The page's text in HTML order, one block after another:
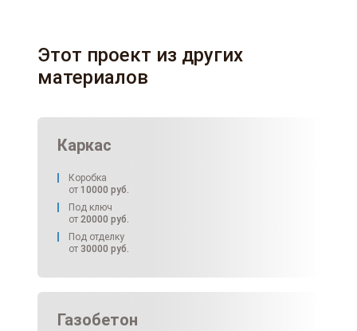
Этот проект из других
материалов
Каркас
Коробка
от 10000 руб.
Под ключ
от 20000 руб.
Под отделку
от 30000 руб.
Газобетон